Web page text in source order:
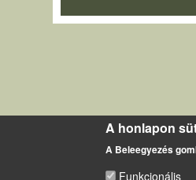
A honlapon
A Beleegyezés
Funkcionális